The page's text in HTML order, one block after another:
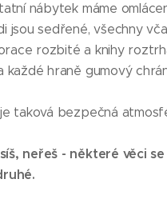
nábytek máme
jsou sedřené, všechny
rozbité a knihy
každé hraně gumový
taková bezpečná
neřeš - některé věci